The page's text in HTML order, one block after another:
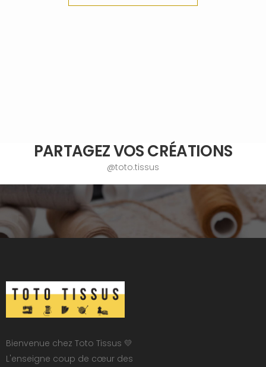
PARTAGEZ VOS CRÉATIONS
@toto.tissus
Bienvenue chez Toto Tissus 💛
L'enseigne coup de cœur des